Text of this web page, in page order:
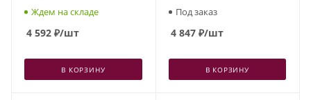
Ждем на складе
4 592 ₽/шт
В КОРЗИНУ
Под заказ
4 847₽/шт
В КОРЗИНУ